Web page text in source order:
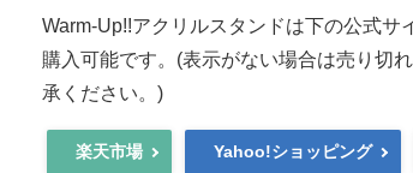
Warm-Up!!アクリルスタンドは下の公式サ
購入可能です。(表示がない場合は売り切
承ください。)
楽天市場 Yahoo!ショッピング